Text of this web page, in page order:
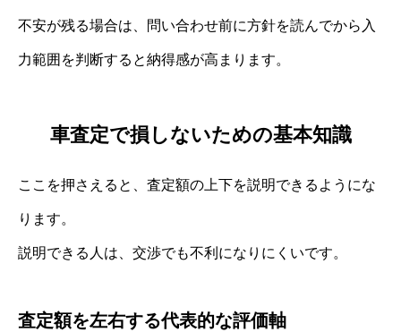
不安が残る場合は、問い合わせ前に方針を読んでから入
力範囲を判断すると納得感が高まります。
車査定で損しないための基本知識
ここを押さえると、査定額の上下を説明できるようにな
ります。
説明できる人は、交渉でも不利になりにくいです。
査定額を左右する代表的な評価軸